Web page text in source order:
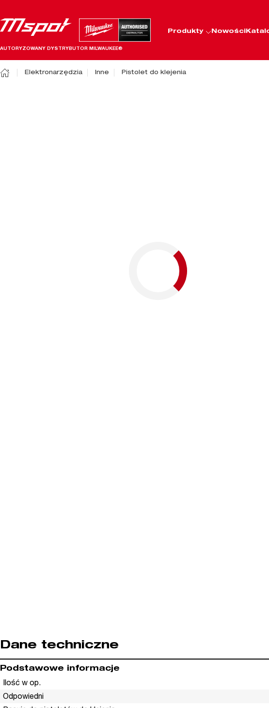
AUTORYZOWANY DYSTRYBUTOR MILWAUKEE®
Produkty Nowości
Elektronarzędzia Inne Pistolet do klejenia
Dane techniczne
Podstawowe informacje
Ilość w op.
Odpowiedni